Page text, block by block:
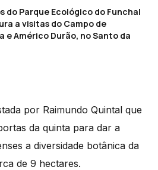
do Parque Ecológico do Funchal
a visitas do Campo de
e Américo Durão, no Santo da
por Raimundo Quintal que
da quinta para dar a
a diversidade botânica da
de 9 hectares.